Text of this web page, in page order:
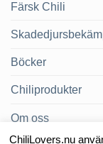
Färsk Chili
Böcker
Chiliprodukter
Om oss
ChiliLovers.nu